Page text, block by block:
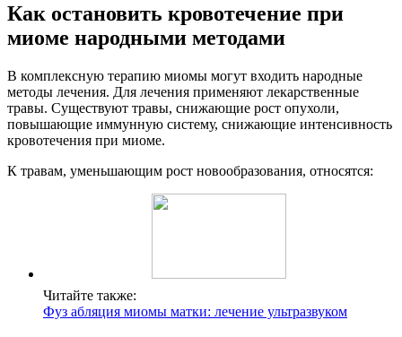
Как остановить кровотечение при
миоме народными методами
В комплексную терапию миомы могут входить народные
методы лечения. Для лечения применяют лекарственные
травы. Существуют травы, снижающие рост опухоли,
повышающие иммунную систему, снижающие интенсивность
кровотечения при миоме.
К травам, уменьшающим рост новообразования, относятся:
Читайте также:
Фуз абляция миомы матки: лечение ультразвуком